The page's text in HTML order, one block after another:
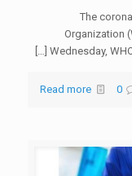
The
Organization
Wednesday,
[…]
0
Read more